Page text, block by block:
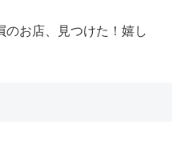
のお店、見つけた！嬉し